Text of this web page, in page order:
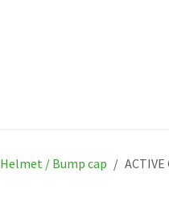
Helmet / Bump cap